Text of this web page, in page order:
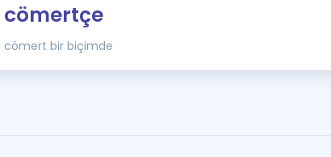
cömertçe
cömert bir biçimde